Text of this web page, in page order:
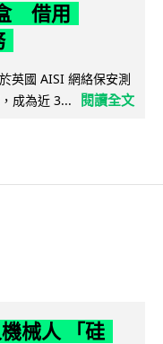
借用
英國 AISI 網絡保安測
成為近 3...
閱讀全文
械人 「硅